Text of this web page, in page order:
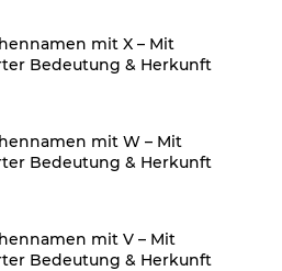
mit X – Mit
Bedeutung & Herkunft
mit W – Mit
Bedeutung & Herkunft
mit V – Mit
Bedeutung & Herkunft